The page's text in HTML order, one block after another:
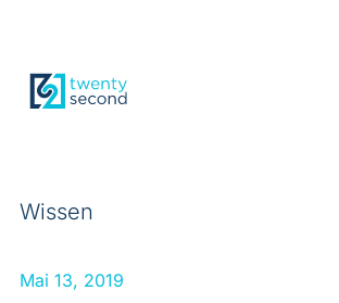
Wissen
Mai 13, 2019